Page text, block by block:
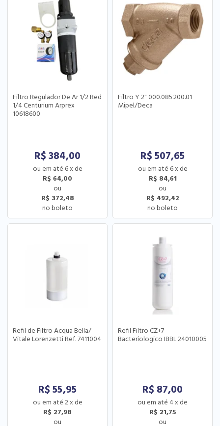
Filtro Regulador De Ar 1/2 Red
1/4 Centurium Arprex
10618600
R$ 384,00
6x de
R$ 64,00
R$ 372,48
Filtro Y 2" 000.085.200.01
Mipel/Deca
R$ 507,65
6x de
R$ 84,61
R$ 492,42
Refil de Filtro Acqua Bella/
Vitale Lorenzetti Ref. 7411004
R$ 55,95
2x de
R$ 27,98
Refil Filtro CZ+7
Bacteriologico IBBL 24010005
R$ 87,00
4x de
R$ 21,75